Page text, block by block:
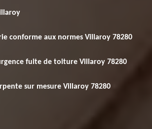
conforme aux normes Villaroy 78280
fuite de toiture Villaroy 78280
sur mesure Villaroy 78280